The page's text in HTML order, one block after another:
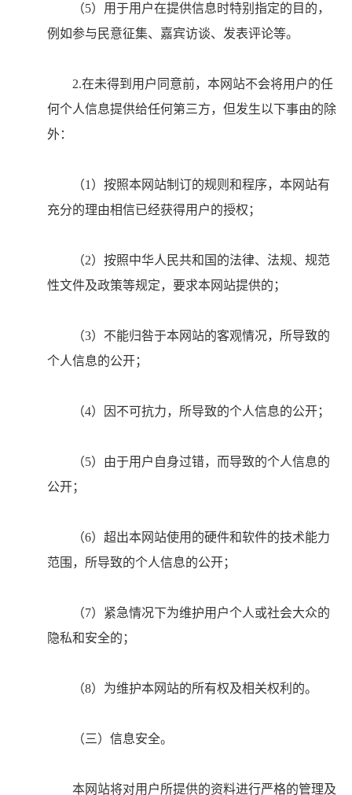
（5）用于用户在提供信息时特别指定的目的，
例如参与民意征集、嘉宾访谈、发表评论等。
2.在未得到用户同意前，本网站不会将用户的任
何个人信息提供给任何第三方，但发生以下事由的除
外：
（1）按照本网站制订的规则和程序，本网站有
充分的理由相信已经获得用户的授权；
（2）按照中华人民共和国的法律、法规、规范
性文件及政策等规定，要求本网站提供的；
（3）不能归咎于本网站的客观情况，所导致的
个人信息的公开；
（4）因不可抗力，所导致的个人信息的公开；
（5）由于用户自身过错，而导致的个人信息的
公开；
（6）超出本网站使用的硬件和软件的技术能力
范围，所导致的个人信息的公开；
（7）紧急情况下为维护用户个人或社会大众的
隐私和安全的；
（8）为维护本网站的所有权及相关权利的。
（三）信息安全。
本网站将对用户所提供的资料进行严格的管理及